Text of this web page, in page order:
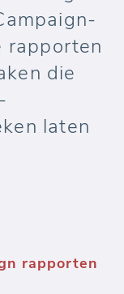
rapporten
die
laten
rapporten